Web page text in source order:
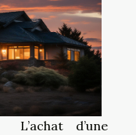
L’achat d’une